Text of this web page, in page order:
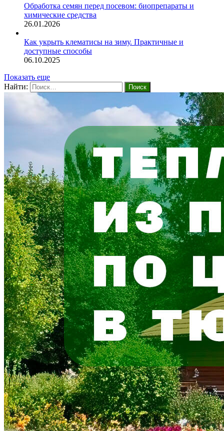
Обработка семян перед посевом: биопрепараты и
химические средства
26.01.2026
Как укрыть клематисы на зиму. Практичные и
доступные способы
06.10.2025
Показать еще
Найти: